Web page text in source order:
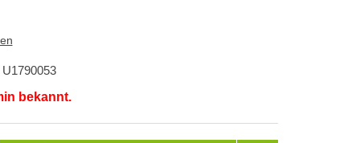
U1790053
bekannt.